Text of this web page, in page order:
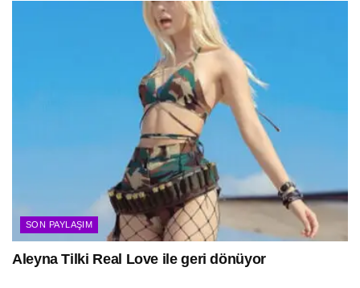
SON PAYLAŞIM
Aleyna Tilki Real Love ile geri dönüyor